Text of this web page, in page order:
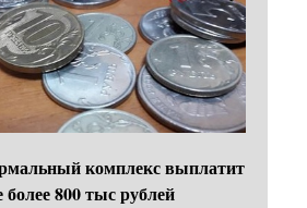
комплекс выплатит
более 800 тыс рублей